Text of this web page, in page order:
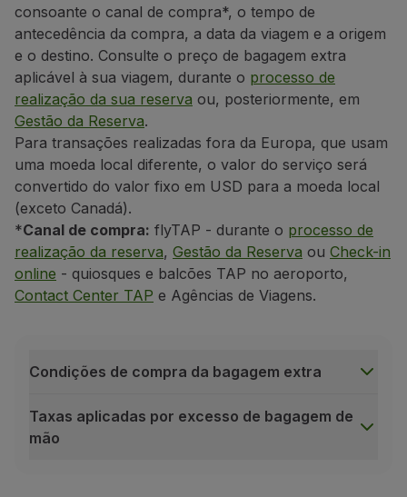
Debaixo do assento da frente
consoante o canal de compra*, o tempo de
antecedência da compra, a data da viagem e a origem
e o destino. Consulte o preço de bagagem extra
aplicável à sua viagem, durante o processo de
realização da sua reserva ou, posteriormente, em
Gestão da Reserva.
Para transações realizadas fora da Europa, que usam
uma moeda local diferente, o valor do serviço será
convertido do valor fixo em USD para a moeda local
(exceto Canadá).
*Canal de compra: flyTAP - durante o processo de
realização da reserva, Gestão da Reserva ou Check-in
online - quiosques e balcões TAP no aeroporto,
Contact Center TAP e Agências de Viagens.
Condições de compra da bagagem extra
Taxas aplicadas por excesso de bagagem de
mão